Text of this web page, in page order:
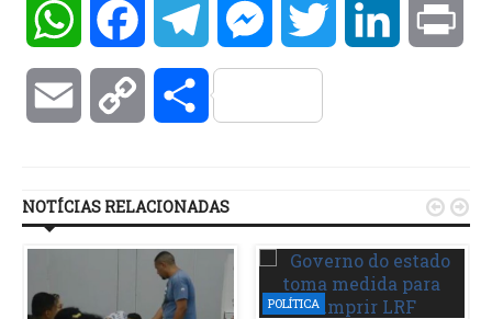
WhatsAppFacebookTelegramMessengerTwitter LinkedIn
Email Copy Compartilhar
NOTÍCIAS RELACIONADAS
POLÍTICA
 